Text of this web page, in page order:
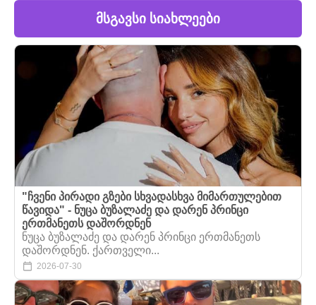
მსგავსი სიახლეები
"ჩვენი პირადი გზები სხვადასხვა მიმართულებით
წავიდა" - ნუცა ბუზალაძე და დარენ პრინცი
ერთმანეთს დაშორდნენ
ნუცა ბუზალაძე და დარენ პრინცი ერთმანეთს
დაშორდნენ. ქართველი...
2026-07-30